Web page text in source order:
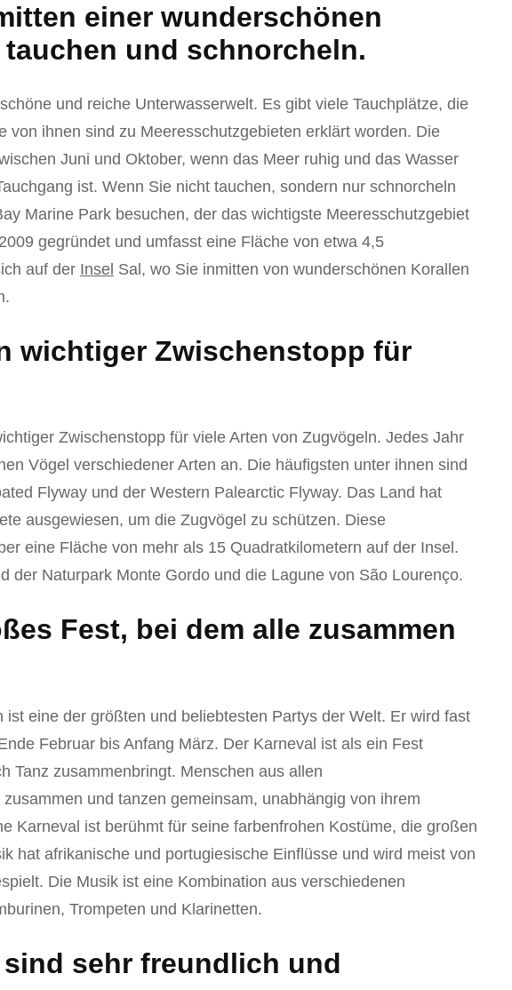
einer wunderschönen
und schnorcheln.
und reiche Unterwasserwelt. Es gibt viele Tauchplätze, die
von ihnen sind zu Meeresschutzgebieten erklärt worden. Die
Juni und Oktober, wenn das Meer ruhig und das Wasser
ist. Wenn Sie nicht tauchen, sondern nur schnorcheln
Marine Park besuchen, der das wichtigste Meeresschutzgebiet
gegründet und umfasst eine Fläche von etwa 4,5
auf der Insel Sal, wo Sie inmitten von wunderschönen Korallen
wichtiger Zwischenstopp für
Zwischenstopp für viele Arten von Zugvögeln. Jedes Jahr
Vögel verschiedener Arten an. Die häufigsten unter ihnen sind
Flyway und der Western Palearctic Flyway. Das Land hat
ausgewiesen, um die Zugvögel zu schützen. Diese
eine Fläche von mehr als 15 Quadratkilometern auf der Insel.
der Naturpark Monte Gordo und die Lagune von São Lourenço.
Fest, bei dem alle zusammen
ist eine der größten und beliebtesten Partys der Welt. Er wird fast
Februar bis Anfang März. Der Karneval ist als ein Fest
Tanz zusammenbringt. Menschen aus allen
und tanzen gemeinsam, unabhängig von ihrem
Karneval ist berühmt für seine farbenfrohen Kostüme, die großen
hat afrikanische und portugiesische Einflüsse und wird meist von
Die Musik ist eine Kombination aus verschiedenen
Trompeten und Klarinetten.
sind sehr freundlich und